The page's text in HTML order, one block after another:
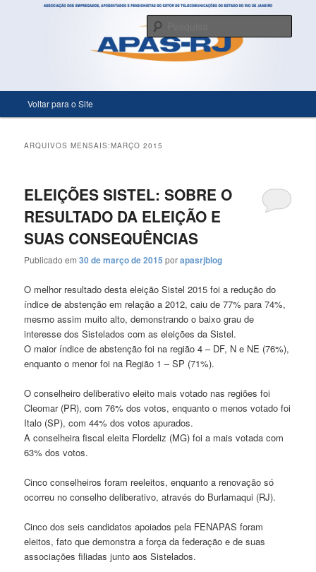
Só mais um site WordPress
Pular para o conteúdo principal
Pular para o conteúdo secundário
Voltar para o Site
ARQUIVOS MENSAIS:MARÇO 2015
ELEIÇÕES SISTEL: SOBRE O
RESULTADO DA ELEIÇÃO E
SUAS CONSEQUÊNCIAS
Publicado em30 de março de 2015 porapasrjblog
O melhor resultado desta eleição Sistel 2015 foi a redução do
índice de abstenção em relação a 2012, caiu de 77% para 74%,
mesmo assim muito alto, demonstrando o baixo grau de
interesse dos Sistelados com as eleições da Sistel.
O maior índice de abstenção foi na região 4 – DF, N e NE (76%),
enquanto o menor foi na Região 1 – SP (71%).
O conselheiro deliberativo eleito mais votado nas regiões foi
Cleomar (PR), com 76% dos votos, enquanto o menos votado foi
Italo (SP), com 44% dos votos apurados.
A conselheira fiscal eleita Flordeliz (MG) foi a mais votada com
63% dos votos.
Cinco conselheiros foram reeleitos, enquanto a renovação só
ocorreu no conselho deliberativo, através do Burlamaqui (RJ).
Cinco dos seis candidatos apoiados pela FENAPAS foram
eleitos, fato que demonstra a força da federação e de suas
associações filiadas junto aos Sistelados.